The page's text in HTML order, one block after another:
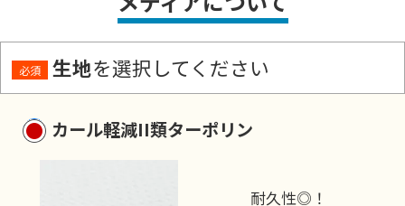
必須 生地を選択してください
カール軽減II類ターポリン
耐久性◎！